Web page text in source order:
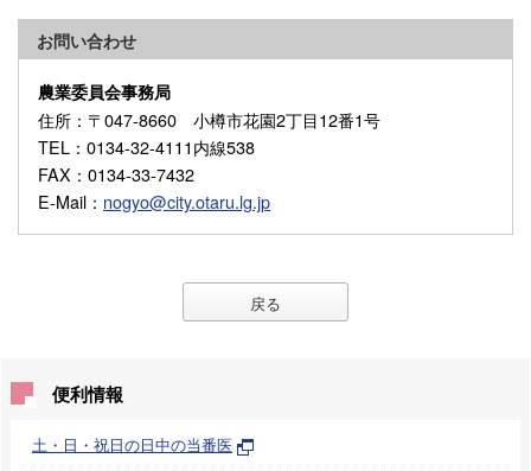
お問い合わせ
農業委員会事務局
住所 ：〒047-8660 小樽市花園2丁目12番1号
TEL ：0134-32-4111内線538
FAX ：0134-33-7432
E-Mail ： nogyo@city.otaru.lg.jp
戻る
便利情報
土・日・祝日の日中の当番医